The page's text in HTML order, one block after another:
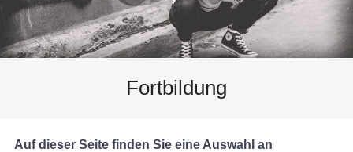
Fortbildung
Auf dieser Seite finden Sie eine Auswahl an